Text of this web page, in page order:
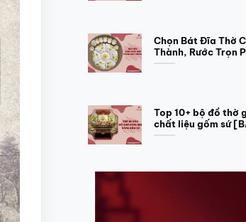
Chọn Bát Đĩa Thờ
Thành, Rước Trọn
Top 10+ bộ đồ thờ
chất liệu gốm sứ